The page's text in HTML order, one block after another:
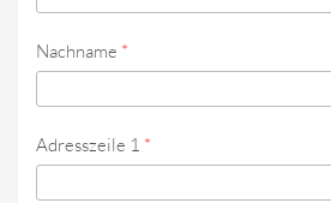
Nachname *
Adresszeile 1 *